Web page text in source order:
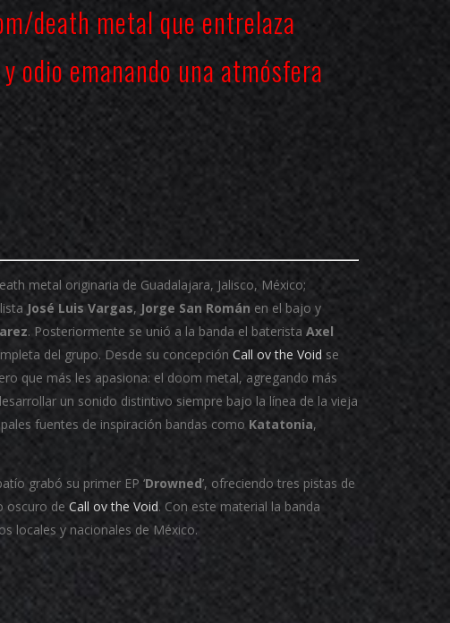
death metal que entrelaza
odio emanando una atmósfera
metal originaria de Guadalajara, Jalisco, México;
José Luis Vargas, Jorge San Román en el bajo y
. Posteriormente se unió a la banda el baterista Axel
del grupo. Desde su concepción Call ov the Void se
que más les apasiona: el doom metal, agregando más
un sonido distintivo siempre bajo la línea de la vieja
fuentes de inspiración bandas como Katatonia,
grabó su primer EP ‘Drowned’, ofreciendo tres pistas de
oscuro de Call ov the Void. Con este material la banda
locales y nacionales de México.